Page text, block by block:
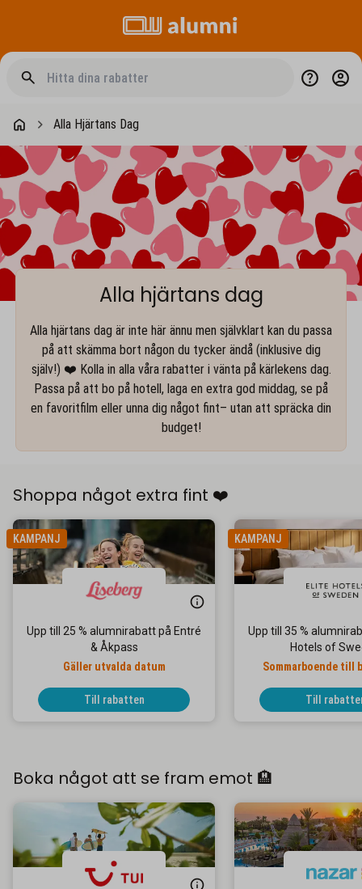
Alla Hjärtans Dag
Alla hjärtans dag
Alla hjärtans dag är inte här ännu men självklart kan du passa
på att skämma bort någon du tycker ändå (inklusive dig
själv!) ❤️ Kolla in alla våra rabatter i vänta på kärlekens dag.
Passa på att bo på hotell, laga en extra god middag, se på
en favoritfilm eller unna dig något fint– utan att spräcka din
budget!
Shoppa något extra fint ❤️
KAMPANJ
Upp till 25 % alumnirabatt på Entré
& Åkpass
Gäller utvalda datum
Till rabatten
KAMPANJ
Upp till 35 %
Hotels of
Sommarboende till
Till
Boka något att se fram emot 🏨